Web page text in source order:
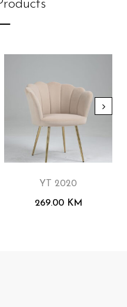
YT 2020
269.00 KM